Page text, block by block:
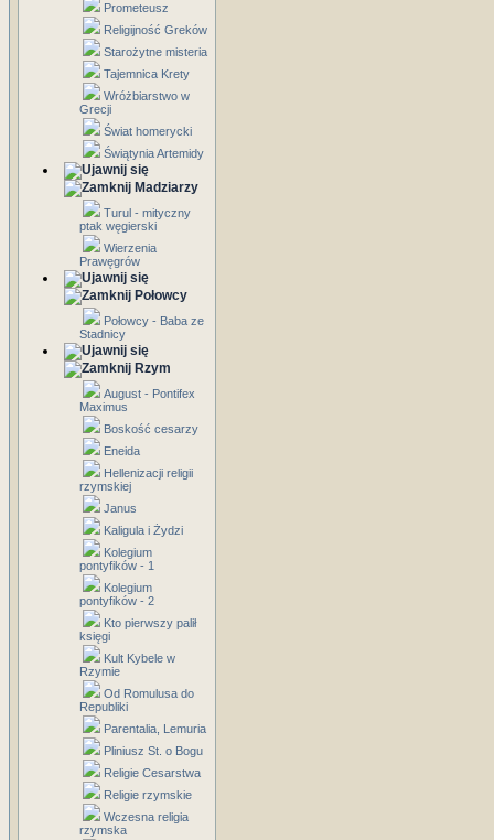
Prometeusz
Religijność Greków
Starożytne misteria
Tajemnica Krety
Wróżbiarstwo w
Grecji
Świat homerycki
Świątynia Artemidy
Madziarzy
Turul - mityczny
ptak węgierski
Wierzenia
Prawęgrów
Połowcy
Połowcy - Baba ze
Stadnicy
Rzym
August - Pontifex
Maximus
Boskość cesarzy
Eneida
Hellenizacji religii
rzymskiej
Janus
Kaligula i Żydzi
Kolegium
pontyfików - 1
Kolegium
pontyfików - 2
Kto pierwszy palił
księgi
Kult Kybele w
Rzymie
Od Romulusa do
Republiki
Parentalia, Lemuria
Pliniusz St. o Bogu
Religie Cesarstwa
Religie rzymskie
Wczesna religia
rzymska